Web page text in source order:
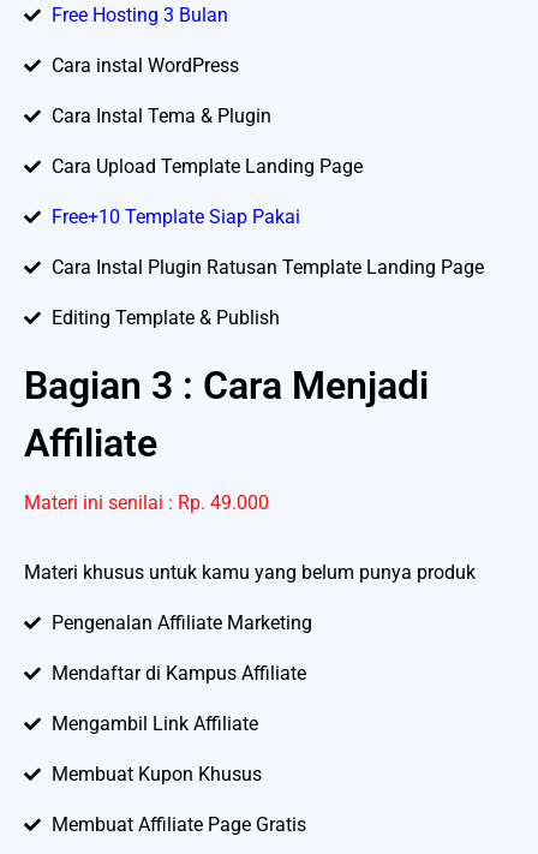
Free Hosting 3 Bulan
Cara instal WordPress
Cara Instal Tema & Plugin
Cara Upload Template Landing Page
Free+10 Template Siap Pakai
Cara Instal Plugin Ratusan Template Landing Page
Editing Template & Publish
Bagian 3 : Cara Menjadi
Affiliate
Materi ini senilai : Rp. 49.000
Materi khusus untuk kamu yang belum punya produk
Pengenalan Affiliate Marketing
Mendaftar di Kampus Affiliate
Mengambil Link Affiliate
Membuat Kupon Khusus
Membuat Affiliate Page Gratis